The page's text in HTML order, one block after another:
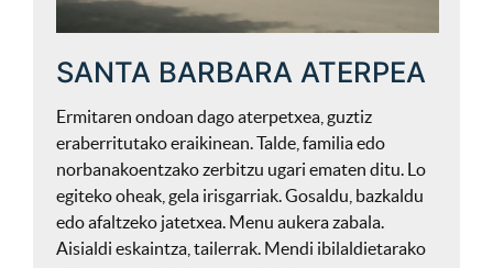
SANTA BARBARA ATERPEA
Ermitaren ondoan dago aterpetxea, guztiz
eraberritutako eraikinean. Talde, familia edo
norbanakoentzako zerbitzu ugari ematen ditu. Lo
egiteko oheak, gela irisgarriak. Gosaldu, bazkaldu
edo afaltzeko jatetxea. Menu aukera zabala.
Aisialdi eskaintza, tailerrak. Mendi ibilaldietarako